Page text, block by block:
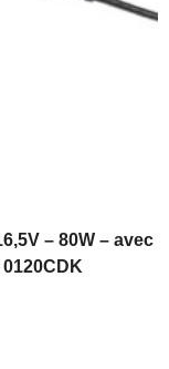
– 80W – avec